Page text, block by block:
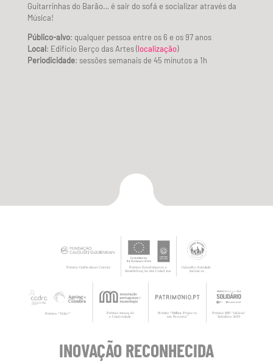
Guitarrinhas do Barão… é sair do sofá e socializar através da
Música!
Público-alvo: qualquer pessoa entre os 6 e os 97 anos
Local: Edifício Berço das Artes (localização)
Periodicidade: sessões semanais de 45 minutos a 1h
INOVAÇÃO RECONHECIDA